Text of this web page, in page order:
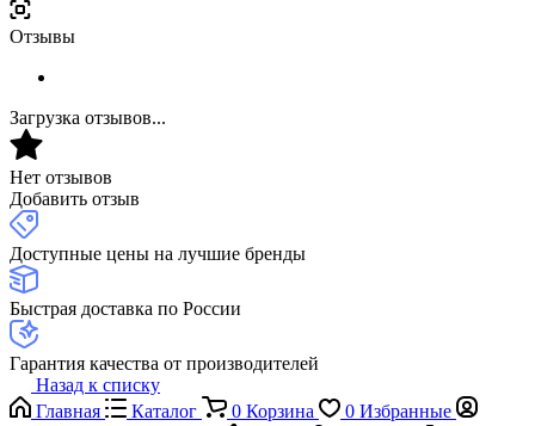
Отзывы
Загрузка отзывов...
Нет отзывов
Добавить отзыв
Доступные цены на лучшие бренды
Быстрая доставка по России
Гарантия качества от производителей
Назад к списку
Главная
Каталог 0 Корзина 0 Избранные